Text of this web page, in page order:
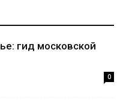
гид московской
0